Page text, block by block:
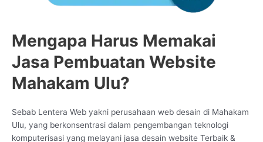
Mengapa Harus Memakai
Jasa Pembuatan Website
Mahakam Ulu?
Sebab Lentera Web yakni perusahaan web desain di Mahakam
Ulu, yang berkonsentrasi dalam pengembangan teknologi
komputerisasi yang melayani jasa desain website Terbaik &
CS Lenteraweb
Online